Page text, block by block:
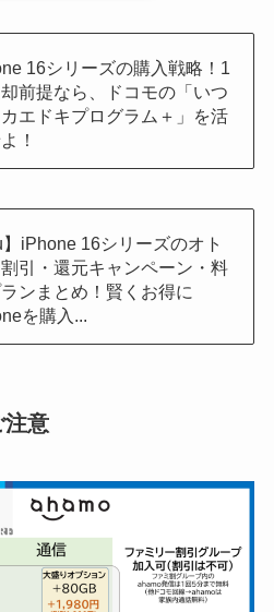
16シリーズの購入戦略！1
前提なら、ドコモの「いつ
エドキプログラム＋」を活
！
】iPhone 16シリーズのオト
引・還元キャンペーン・料
ンまとめ！賢くお得に
を購入...
意